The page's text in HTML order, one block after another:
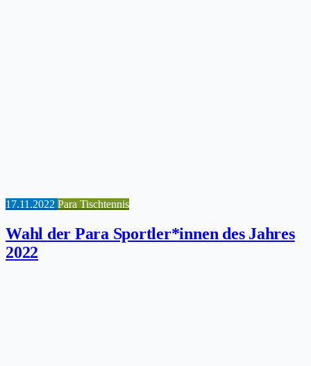
17.11.2022 Para Tischtennis
Wahl der Para Sportler*innen des Jahres
2022